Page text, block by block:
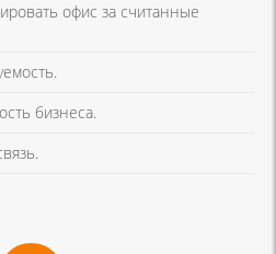
офис за считанные
бизнеса.